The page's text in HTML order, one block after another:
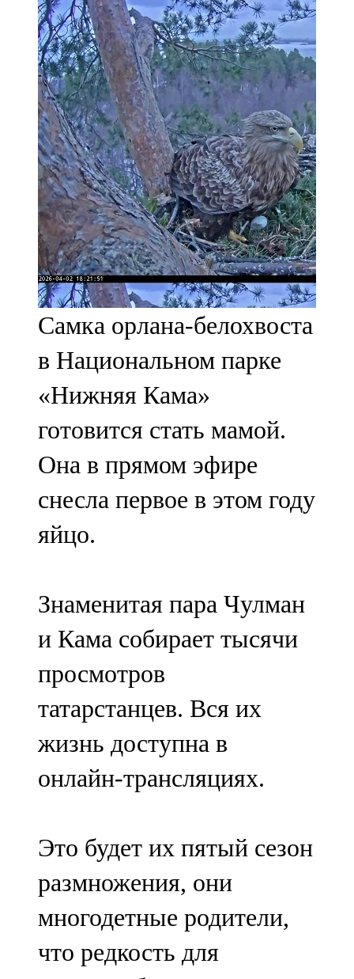
107,3 FM
Мөслим
100,0 FM
Нурлат
104,7 FM
Олы Әтнә
71,42 FM
Сарман
107,8 FM
Теләче
106,1 FM
Түбән Кама
102,6 FM
Чирмешән
107,7 FM
Чистай
Чүпрәле
91,0 FM
Шәмәрдән
102,3 FM
Яңа чишмә
107,0 FM
105,5 FM
Самка орлана-белохвоста
в Национальном парке
«Нижняя Кама»
готовится стать мамой.
Она в прямом эфире
снесла первое в этом году
яйцо.
Знаменитая пара Чулман
и Кама собирает тысячи
просмотров
татарстанцев. Вся их
жизнь доступна в
онлайн-трансляциях.
Это будет их пятый сезон
размножения, они
многодетные родители,
что редкость для